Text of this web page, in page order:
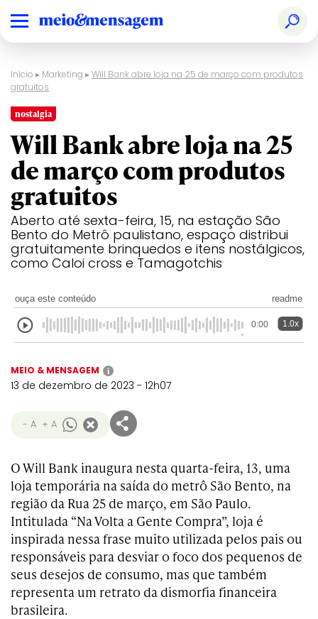
Início ▸ Marketing ▸Will Bank abre loja na 25 de março com produtos
gratuitos
nostalgia
Will Bank abre loja na 25
de março com produtos
gratuitos
Aberto até sexta-feira, 15, na estação São
Bento do Metrô paulistano, espaço distribui
gratuitamente brinquedos e itens nostálgicos,
como Caloi cross e Tamagotchis
ouça este conteúdo readme
0:00 1.0x
MEIO & MENSAGEM i
13 de dezembro de 2023 - 12h07
- A + A
O Will Bank inaugura nesta quarta-feira, 13, uma
loja temporária na saída do metrô São Bento, na
região da Rua 25 de março, em São Paulo.
Intitulada “Na Volta a Gente Compra”, loja é
inspirada nessa frase muito utilizada pelos pais ou
responsáveis para desviar o foco dos pequenos de
seus desejos de consumo, mas que também
representa um retrato da dismorfia financeira
brasileira.